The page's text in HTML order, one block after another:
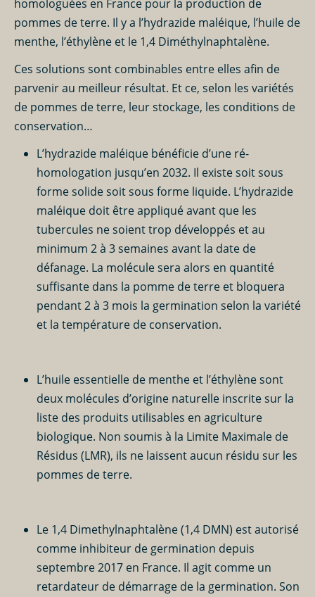
homologuées en France pour la production de
pommes de terre. Il y a l’hydrazide maléique, l’huile de
menthe, l’éthylène et le 1,4 Diméthylnaphtalène.
Ces solutions sont combinables entre elles afin de
parvenir au meilleur résultat. Et ce, selon les variétés
de pommes de terre, leurstockage, les conditions de
conservation…
L’hydrazide maléique bénéficie d’une ré-
homologation jusqu’en 2032. Il existe soit sous
forme solide soit sous forme liquide. L’hydrazide
maléique doit être appliqué avant que les
tubercules ne soient trop développés et au
minimum 2 à 3 semaines avant la date de
défanage. La molécule sera alors en quantité
suffisante dans la pomme de terre et bloquera
pendant 2 à 3 mois la germination selon la variété
et la température de conservation.
L’huile essentielle de menthe et l’éthylène sont
deux molécules d’origine naturelle inscrite sur la
liste des produits utilisables en agriculture
biologique. Non soumis à la Limite Maximale de
Résidus (LMR), ils ne laissent aucun résidu sur les
pommes de terre.
Le 1,4 Dimethylnaphtalène (1,4 DMN) est autorisé
comme inhibiteur de germination depuis
septembre 2017 en France. Il agit comme un
retardateur de démarrage de la germination. Son